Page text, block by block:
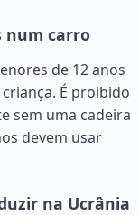
num carro
de 12 anos
É proibido
sem uma cadeira
devem usar
na Ucrânia